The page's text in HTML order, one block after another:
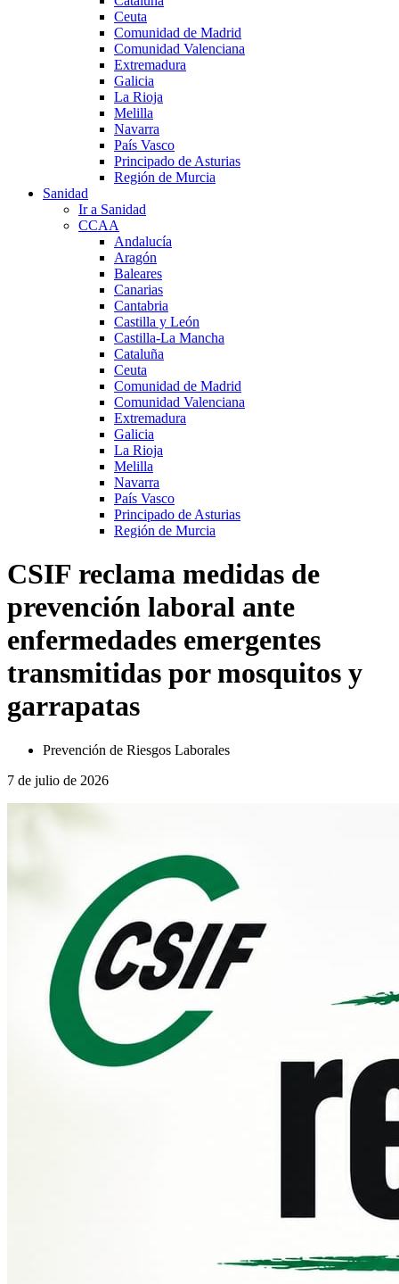
Ceuta
Comunidad de Madrid
Comunidad Valenciana
Extremadura
Galicia
La Rioja
Melilla
Navarra
País Vasco
Principado de Asturias
Región de Murcia
Sanidad
Ir a Sanidad
CCAA
Andalucía
Aragón
Baleares
Canarias
Cantabria
Castilla y León
Castilla-La Mancha
Cataluña
Ceuta
Comunidad de Madrid
Comunidad Valenciana
Extremadura
Galicia
La Rioja
Melilla
Navarra
País Vasco
Principado de Asturias
Región de Murcia
CSIF reclama medidas de
prevención laboral ante
enfermedades emergentes
transmitidas por mosquitos y
garrapatas
Prevención de Riesgos Laborales
7 de julio de 2026